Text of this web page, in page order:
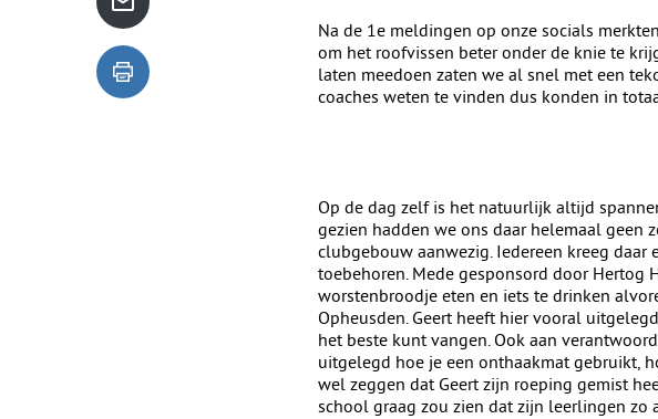
Na de 1e meldingen op onze socials
om het roofvissen beter onder de knie te
laten meedoen zaten we al snel met een
coaches weten te vinden dus konden in
Op de dag zelf is het natuurlijk altijd
gezien hadden we ons daar helemaal geen
clubgebouw aanwezig. Iedereen kreeg
toebehoren. Mede gesponsord door Hertog
worstenbroodje eten en iets te drinken
Opheusden. Geert heeft hier vooral
het beste kunt vangen. Ook aan
uitgelegd hoe je een onthaakmat gebruikt,
wel zeggen dat Geert zijn roeping gemist
school graag zou zien dat zijn leerlingen zo
Deel dit blogartikel via de mail
Dit blogartikel uitprinten